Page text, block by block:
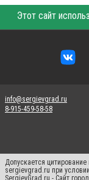
info@sergievgrad.ru
8-915-459-58-58
Допускается
sergievgrad.ru при
SergievGrad.ru - Сайт